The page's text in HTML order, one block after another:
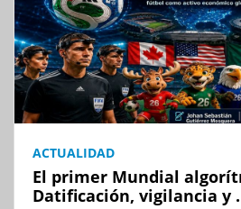
ACTUALIDAD
El primer Mundial
Datificación, vigilancia y